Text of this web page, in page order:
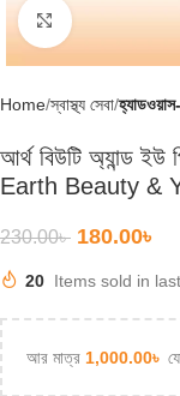
Click to enlarge
Home স্বাস্থ্য সেবা
আর্থ বিউটি অ্যান্ড ইউ
Earth Beauty &
230.00৳ 180.00৳
20 Items sold in
আর মাত্র 1,000.00৳